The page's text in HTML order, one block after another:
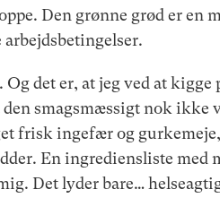
Den grønne grød er en
Og det er, at jeg ved at
smagsmæssigt nok
frisk ingefær og
En ingrediensliste med
Det lyder bare…